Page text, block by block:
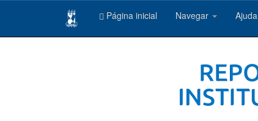
Página inicial Navegar Ajuda